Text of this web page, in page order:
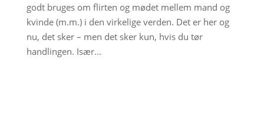
godt bruges om flirten og mødet mellem mand og
kvinde (m.m.) i den virkelige verden. Det er her og
nu, det sker – men det sker kun, hvis du tør
handlingen. Især...